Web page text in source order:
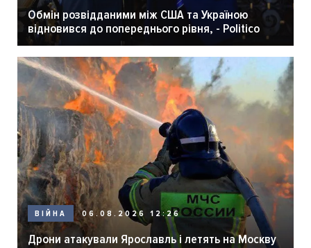
Обмін розвідданими між США та Україною
відновився до попереднього рівня, - Politico
ВІЙНА 06.08.2026 12:26
Дрони атакували Ярославль і летять на Москву